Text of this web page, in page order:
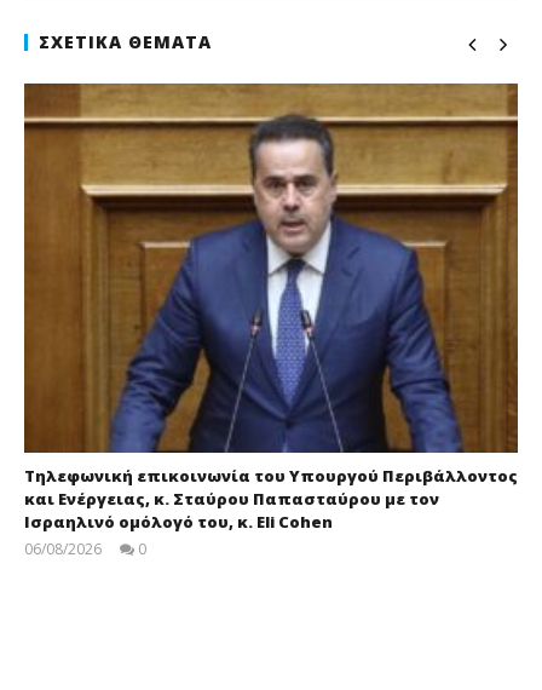
ΣΧΕΤΙΚΆ ΘΈΜΑΤΑ
Τηλεφωνική επικοινωνία του Υπουργού Περιβάλλοντος
και Ενέργειας, κ. Σταύρου Παπασταύρου με τον
Ισραηλινό ομόλογό του, κ. Eli Cohen
06/08/2026 0